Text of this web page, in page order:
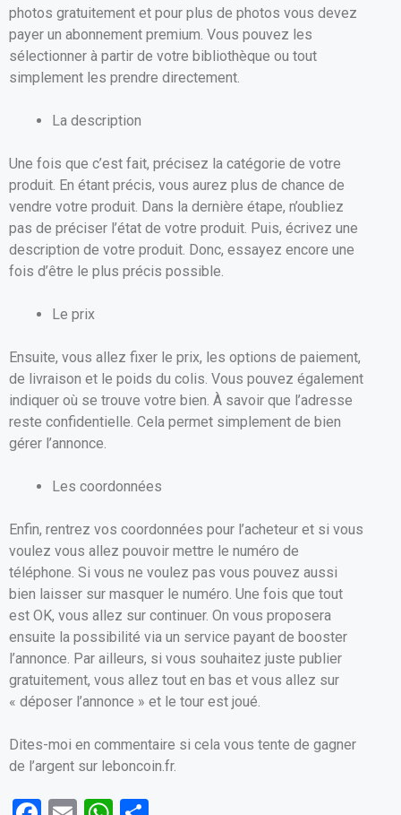
photos gratuitement et pour plus de photos vous devez
payer un abonnement premium. Vous pouvez les
sélectionner à partir de votre bibliothèque ou tout
simplement les prendre directement.
La description
Une fois que c’est fait, précisez la catégorie de votre
produit. En étant précis, vous aurez plus de chance de
vendre votre produit. Dans la dernière étape, n’oubliez
pas de préciser l’état de votre produit. Puis, écrivez une
description de votre produit. Donc, essayez encore une
fois d’être le plus précis possible.
Le prix
Ensuite, vous allez fixer le prix, les options de paiement,
de livraison et le poids du colis. Vous pouvez également
indiquer où se trouve votre bien. À savoir que l’adresse
reste confidentielle. Cela permet simplement de bien
gérer l’annonce.
Les coordonnées
Enfin, rentrez vos coordonnées pour l’acheteur et si vous
voulez vous allez pouvoir mettre le numéro de
téléphone. Si vous ne voulez pas vous pouvez aussi
bien laisser sur masquer le numéro. Une fois que tout
est OK, vous allez sur continuer. On vous proposera
ensuite la possibilité via un service payant de booster
l’annonce. Par ailleurs, si vous souhaitez juste publier
gratuitement, vous allez tout en bas et vous allez sur
« déposer l’annonce » et le tour est joué.
Dites-moi en commentaire si cela vous tente de gagner
de l’argent sur leboncoin.fr.